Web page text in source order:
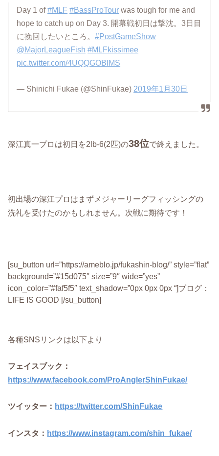
Day 1 of#MLF #BassProTour was tough for me and
hope to catch up on Day 3. 開幕戦初日は撃沈。3日目
に挽回したいところ。#PostGameShow
@MajorLeagueFish #MLFkissimee
pic.twitter.com/4UQQGOBlMS
— Shinichi Fukae (@ShinFukae) 2019年1月30日
深江真一プロは初日を2lb-6(2匹)の38位で終えました。
初出場の深江プロはまずメジャーリーグフィッシングの
洗礼を受けたのかもしれません。次戦に期待です！
[su_button url=”https://ameblo.jp/fukashin-blog/” style=”flat”
background=”#15d075″ size=”9″ wide=”yes”
icon_color=”#faf5f5″ text_shadow=”0px 0px 0px “]ブログ：
LIFE IS GOOD [/su_button]
各種SNSリンクは以下より
フェイスブック：
https://www.facebook.com/ProAnglerShinFukae/
ツイッター： https://twitter.com/ShinFukae
インスタ： https://www.instagram.com/shin_fukae/